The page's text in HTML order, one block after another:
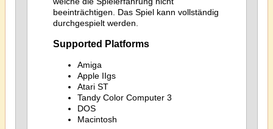
beeinträchtigen. Das Spiel kann vollständig
durchgespielt werden.
Supported Platforms
Amiga
Apple IIgs
Atari ST
Tandy Color Computer 3
DOS
Macintosh